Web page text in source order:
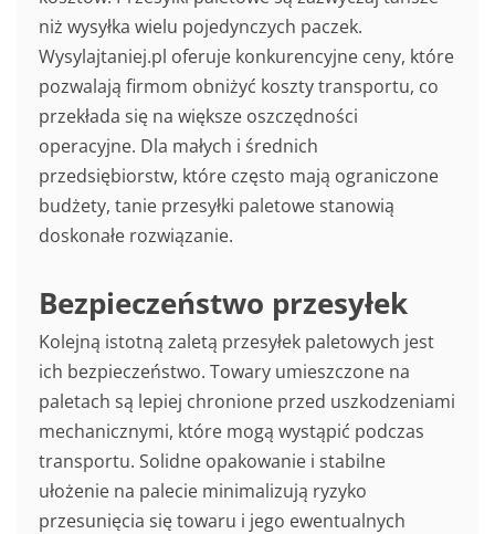
niż wysyłka wielu pojedynczych paczek.
Wysylajtaniej.pl oferuje konkurencyjne ceny, które
pozwalają firmom obniżyć koszty transportu, co
przekłada się na większe oszczędności
operacyjne. Dla małych i średnich
przedsiębiorstw, które często mają ograniczone
budżety, tanie przesyłki paletowe stanowią
doskonałe rozwiązanie.
Bezpieczeństwo przesyłek
Kolejną istotną zaletą przesyłek paletowych jest
ich bezpieczeństwo. Towary umieszczone na
paletach są lepiej chronione przed uszkodzeniami
mechanicznymi, które mogą wystąpić podczas
transportu. Solidne opakowanie i stabilne
ułożenie na palecie minimalizują ryzyko
przesunięcia się towaru i jego ewentualnych